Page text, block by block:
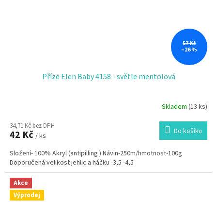
57 Kč
–26 %
Příze Elen Baby 4158 - světle mentolová
Skladem (13 ks)
34,71 Kč bez DPH
42 Kč / ks Do košíku
Složení- 100% Akryl (antipilling ) Návin-250m/hmotnost-100g
Doporučená velikost jehlic a háčku -3,5 -4,5
Akce
Výprodej